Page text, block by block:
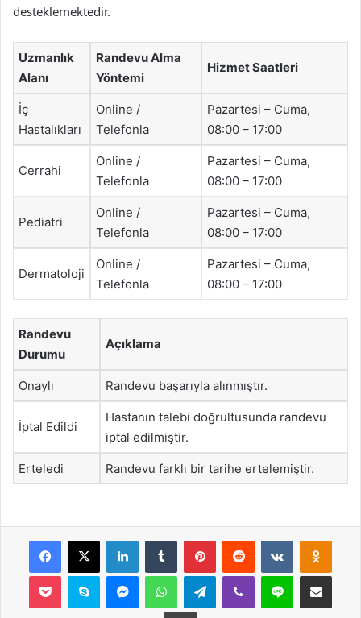
desteklemektedir.
Uzmanlık
Alanı
Randevu Alma
Yöntemi
Hizmet Saatleri
İç
Hastalıkları
Online /
Telefonla
Pazartesi – Cuma,
08:00 – 17:00
Cerrahi
Online /
Telefonla
Pazartesi – Cuma,
08:00 – 17:00
Pediatri
Online /
Telefonla
Pazartesi – Cuma,
08:00 – 17:00
Dermatoloji
Online /
Telefonla
Pazartesi – Cuma,
08:00 – 17:00
Randevu
Durumu
Açıklama
Onaylı Randevu başarıyla alınmıştır.
İptal Edildi
Hastanın talebi doğrultusunda randevu
iptal edilmiştir.
Erteledi Randevu farklı bir tarihe ertelemiştir.
Facebook
X LinkedInTumblr PinterestReddit VKontakte
Pocket Skype MessengerWhatsAppTelegramViber Line E-Posta ile
Yazdır